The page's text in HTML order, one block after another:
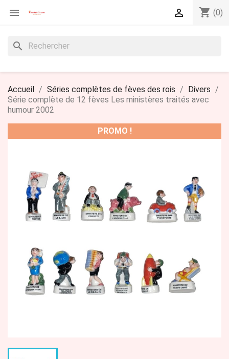
 shopping_cart (0)

search
Accueil Séries complètes de fèves des rois
Divers
Série complète de 12 fèves Les ministères traités avec
humour 2002
PROMO !